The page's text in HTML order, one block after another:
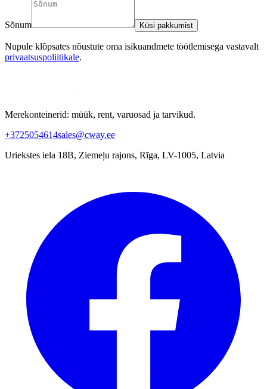
Sõnum Küsi pakkumist
Nupule klõpsates nõustute oma isikuandmete töötlemisega vastavalt
privaatsuspoliitikale.
Merekonteinerid: müük, rent, varuosad ja tarvikud.
+3725054614sales@cway.ee
Uriekstes iela 18B, Ziemeļu rajons, Rīga, LV-1005, Latvia